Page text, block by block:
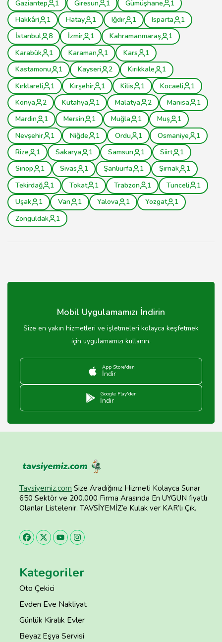
Gaziantep 1 Giresun 1 Gümüşhane
1
Hakkâri
1 Hatay 1 Iğdır 1 Isparta
1
İstanbul
8 İzmir 1 Kahramanmaraş
1
Karabük
1 Karaman 1 Kars
1
Kastamonu
1 Kayseri 2 Kırıkkale
1
Kırklareli
1 Kırşehir 1 Kilis 1 Kocaeli
1
Konya
2 Kütahya 1 Malatya 2 Manisa
1
Mardin
1 Mersin 1 Muğla 1 Muş
1
Nevşehir
1 Niğde 1 Ordu 1 Osmaniye
1
Rize
1 Sakarya 1 Samsun 1 Siirt
1
Sinop
1 Sivas 1 Şanlıurfa 1 Şırnak
1
Tekirdağ
1 Tokat 1 Trabzon 1 Tunceli
1
Uşak
1 Van 1 Yalova 1 Yozgat
1
Zonguldak
1
Mobil Uygulamamızı İndirin
Size en yakın hizmetleri ve işletmeleri kolayca keşfetmek
için uygulamamızı kullanın.
App Store'dan
İndir
Google Play'den
İndir
Tavsiyemiz.com Size Aradığınız Hizmeti Kolayca Sunar
650 Sektör ve 200.000 Firma Arasında En UYGUN fiyatlı
Olanlar Listelenir. TAVSİYEMİZ’e Kulak ver KAR’lı Çık.
Kategoriler
Oto Çekici
Evden Eve Nakliyat
Günlük Kiralık Evler
Beyaz Eşya Servisi